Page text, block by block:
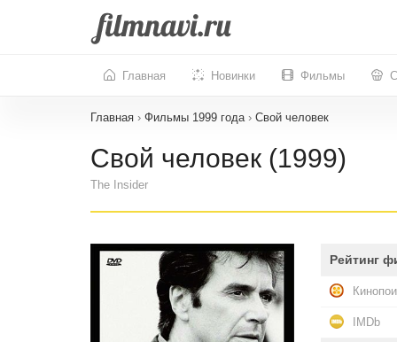
Главная Новинки Фильмы
Главная › Фильмы 1999 года › Свой человек
Свой человек (1999)
The Insider
Рейтинг
IMDb